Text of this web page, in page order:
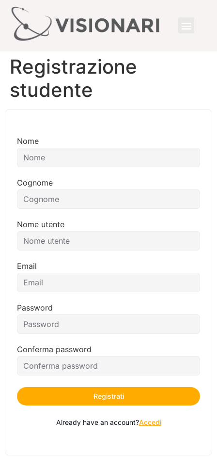
Registrazione
studente
Nome
Cognome
Nome utente
Email
Password
Conferma password
Registrati
Already have an account?Accedi